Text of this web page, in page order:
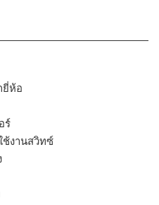
ยี่ห้อ
ร์
ช้งานสวิทซ์